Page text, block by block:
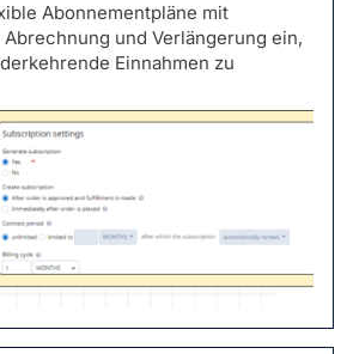
Abonnementpläne mit
und Verlängerung ein,
Einnahmen zu